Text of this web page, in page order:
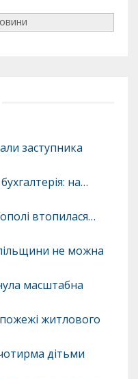
заступника
на…
втопилася…
не можна
масштабна
житлового
дітьми